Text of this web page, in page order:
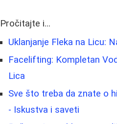
Pročitajte i...
Uklanjanje Fleka na Licu:
Facelifting: Kompletan
Lica
Sve što treba da znate o
- Iskustva i saveti